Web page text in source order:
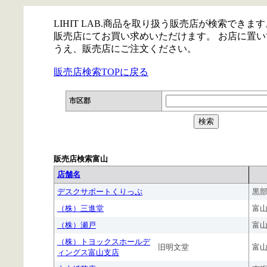
LIHIT LAB.商品を取り扱う販売店が検索できま
販売店にてお買い求めいただけます。 お店に置
うえ、販売店にご注文ください。
販売店検索TOPに戻る
市区郡
販売店検索富山
店舗名
デスクサポートくりっぷ
黒
（株）三進堂
富
（株）瀬戸
富
（株）トヨックスホールデ
ィングス富山支店
旧明文堂 富